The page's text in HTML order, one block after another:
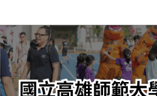
轉
至
主
內